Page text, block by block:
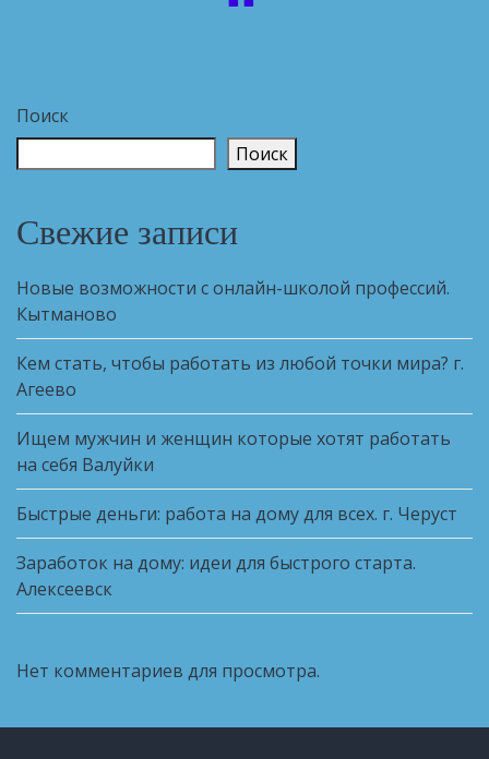
Поиск
Поиск
Свежие записи
Новые возможности с онлайн-школой профессий.
Кытманово
Кем стать, чтобы работать из любой точки мира? г.
Агеево
Ищем мужчин и женщин которые хотят работать
на себя Валуйки
Быстрые деньги: работа на дому для всех. г. Черуст
Заработок на дому: идеи для быстрого старта.
Алексеевск
Нет комментариев для просмотра.